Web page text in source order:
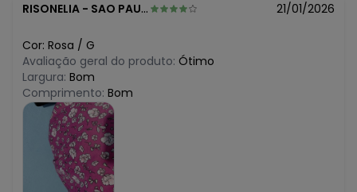
RISONELIA - SAO PAULO - SP 21/01/2026
Cor: Rosa / G
Avaliação geral do produto: Ótimo
Largura: Bom
Comprimento: Bom